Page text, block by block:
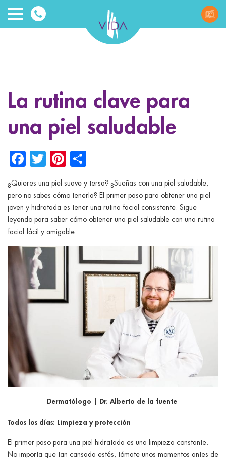
VIDA
Beauty
menu
menu
menu
menu
menu
menu
La rutina clave para
una piel saludable
Facebook
TwitterPinterest
¿Quieres una piel suave y tersa? ¿Sueñas con una piel saludable,
pero no sabes cómo tenerla? El primer paso para obtener una piel
joven y hidratada es tener una rutina facial consistente. Sigue
leyendo para saber cómo obtener una piel saludable con una rutina
facial fácil y amigable.
Dermatólogo | Dr. Alberto de la fuente
Todos los días: Limpieza y protección
El primer paso para una piel hidratada es una limpieza constante.
No importa que tan cansada estés, tómate unos momentos antes de